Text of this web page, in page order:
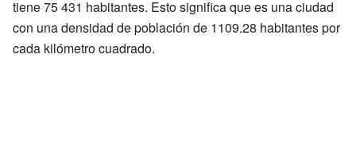
tiene 75 431 habitantes. Esto significa que es una ciudad
con una densidad de población de 1109.28 habitantes por
cada kilómetro cuadrado.